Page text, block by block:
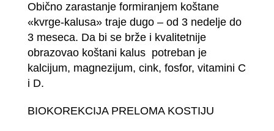
Obično zarastanje formiranjem koštane
«kvrge-kalusa» traje dugo – od 3 nedelje do
3 meseca. Da bi se brže i kvalitetnije
obrazovao koštani kalus potreban je
kalcijum, magnezijum, cink, fosfor, vitamini C
i D.
BIOKOREKCIJA PRELOMA KOSTIJU